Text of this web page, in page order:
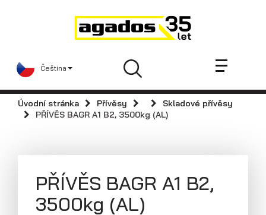
Čeština
Novinky a články
Prodejci
Kontakt
Videa
Náhradní díly
Servis
Skladové přívěsy
AGA KIT
Úvodní stránka Přívěsy
Skladové přívěsy
PŘÍVĚS BAGR A1 B2, 3500kg (AL)
PŘÍVĚS BAGR A1 B2,
3500kg (AL)